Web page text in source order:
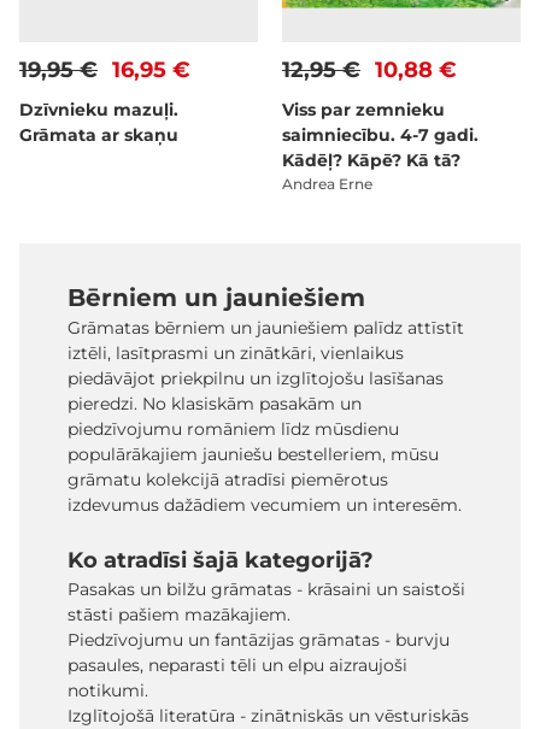
16,95 €
19,95 €
Dzīvnieku mazuļi.
Grāmata ar skaņu
10,88 €
12,95 €
Viss par zemnieku
saimniecību. 4-7 gadi.
Kādēļ? Kāpē? Kā tā?
Andrea Erne
Bērniem un jauniešiem
Grāmatas bērniem un jauniešiem palīdz attīstīt
iztēli, lasītprasmi un zinātkāri, vienlaikus
piedāvājot priekpilnu un izglītojošu lasīšanas
pieredzi. No klasiskām pasakām un
piedzīvojumu romāniem līdz mūsdienu
populārākajiem jauniešu bestelleriem, mūsu
grāmatu kolekcijā atradīsi piemērotus
izdevumus dažādiem vecumiem un interesēm.
Ko atradīsi šajā kategorijā?
Pasakas un bilžu grāmatas - krāsaini un saistoši
stāsti pašiem mazākajiem.
Piedzīvojumu un fantāzijas grāmatas - burvju
pasaules, neparasti tēli un elpu aizraujoši
notikumi.
Izglītojošā literatūra - zinātniskās un vēsturiskās